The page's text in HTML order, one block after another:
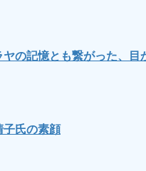
の記憶とも繋がった、目
子氏の素顔